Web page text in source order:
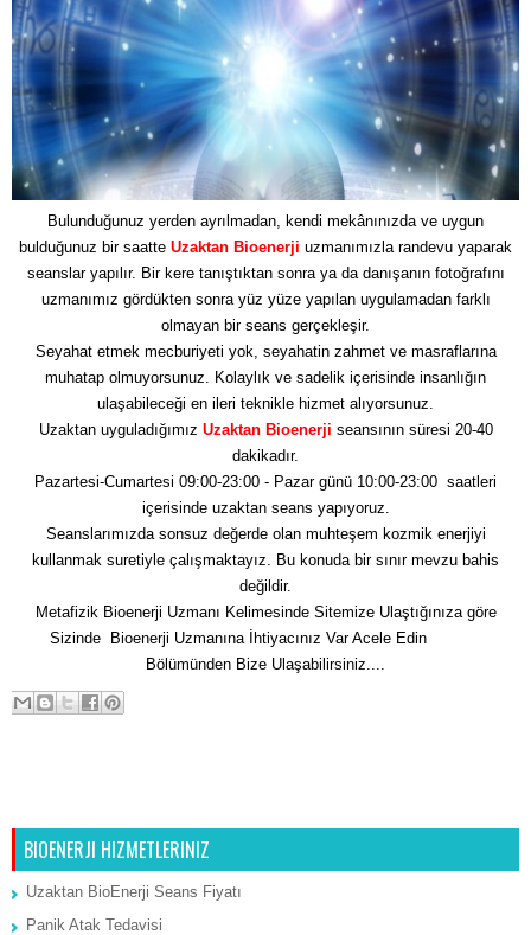
Bulunduğunuz yerden ayrılmadan, kendi mekânınızda ve uygun
bulduğunuz bir saatte Uzaktan Bioenerji uzmanımızla randevu yaparak
seanslar yapılır. Bir kere tanıştıktan sonra ya da danışanın fotoğrafını
uzmanımız gördükten sonra yüz yüze yapılan uygulamadan farklı
olmayan bir seans gerçekleşir.
Seyahat etmek mecburiyeti yok, seyahatin zahmet ve masraflarına
muhatap olmuyorsunuz. Kolaylık ve sadelik içerisinde insanlığın
ulaşabileceği en ileri teknikle hizmet alıyorsunuz.
Uzaktan uyguladığımız Uzaktan Bioenerji seansının süresi 20-40
dakikadır.
Pazartesi-Cumartesi 09:00-23:00 - Pazar günü 10:00-23:00 saatleri
içerisinde uzaktan seans yapıyoruz.
Seanslarımızda sonsuz değerde olan muhteşem kozmik enerjiyi
kullanmak suretiyle çalışmaktayız. Bu konuda bir sınır mevzu bahis
değildir.
Metafizik Bioenerji Uzmanı Kelimesinde Sitemize Ulaştığınıza göre
Sizinde Bioenerji Uzmanına İhtiyacınız Var Acele Edin
Bölümünden Bize Ulaşabilirsiniz....
BIOENERJI HIZMETLERINIZ
Uzaktan BioEnerji Seans Fiyatı
Panik Atak Tedavisi